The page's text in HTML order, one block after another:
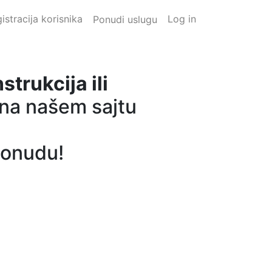
korisnika Ponudi uslugu Log in
ili
našem sajtu